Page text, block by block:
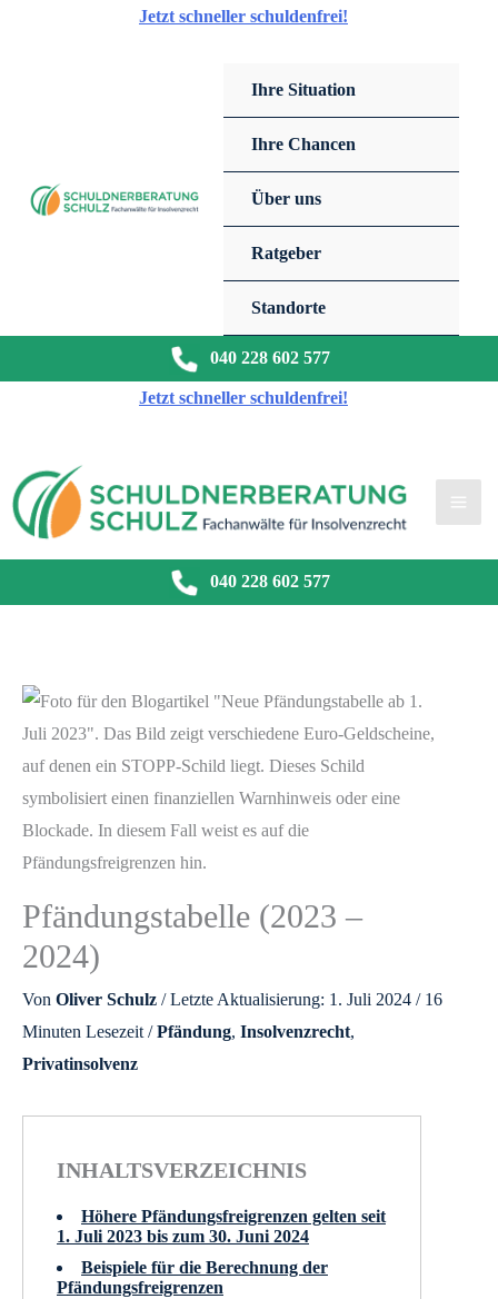
Jetzt schneller schuldenfrei!
Ihre Situation
Ihre Chancen
Über uns
Ratgeber
Standorte
040 228 602 577
Jetzt schneller schuldenfrei!
040 228 602 577
Pfändungstabelle (2023 –
2024)
Von Oliver Schulz / Letzte Aktualisierung: 1. Juli 2024 / 16
Minuten Lesezeit/Pfändung, Insolvenzrecht,
Privatinsolvenz
INHALTSVERZEICHNIS
Höhere Pfändungsfreigrenzen gelten seit
1. Juli 2023 bis zum 30. Juni 2024
Beispiele für die Berechnung der
Pfändungsfreigrenzen